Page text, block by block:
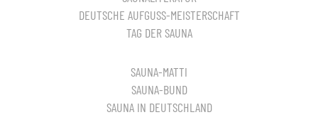
DEUTSCHE AUFGUSS-MEISTERSCHAFT
TAG DER SAUNA
SAUNA-MATTI
SAUNA-BUND
SAUNA IN DEUTSCHLAND